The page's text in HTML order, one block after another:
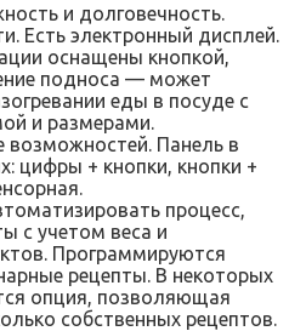
и долговечность.
Есть электронный дисплей.
оснащены кнопкой,
подноса — может
еды в посуде с
и размерами.
возможностей. Панель в
цифры + кнопки, кнопки +
процесс,
с учетом веса и
Программируются
рецепты. В некоторых
опция, позволяющая
собственных рецептов.